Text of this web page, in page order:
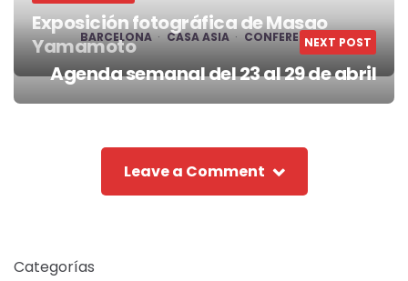
BARCELONA CASA ASIA CONFERENCIA
Post
navigation
Exposición fotográfica de Masao
Yamamoto
NEXT POST
Agenda semanal del 23 al 29 de abril
Leave a Comment
Categorías